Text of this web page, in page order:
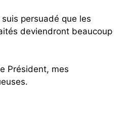
persuadé que les
deviendront beaucoup
Président, mes